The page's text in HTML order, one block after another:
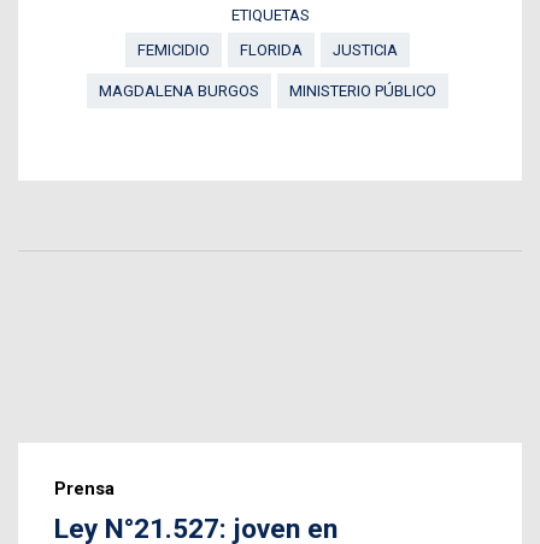
ETIQUETAS
FEMICIDIO
FLORIDA JUSTICIA
MAGDALENA BURGOS MINISTERIO PÚBLICO
Prensa
Ley N°21.527: joven en